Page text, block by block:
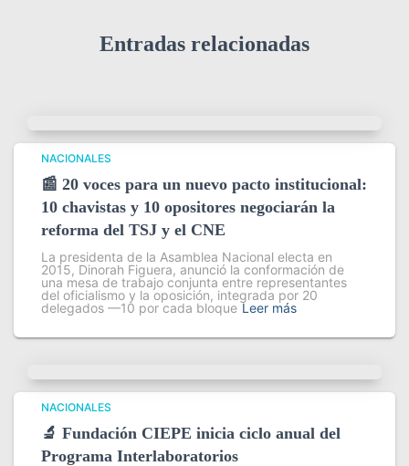
Entradas relacionadas
NACIONALES
📰 20 voces para un nuevo pacto institucional:
10 chavistas y 10 opositores negociarán la
reforma del TSJ y el CNE
La presidenta de la Asamblea Nacional electa en
2015, Dinorah Figuera, anunció la conformación de
una mesa de trabajo conjunta entre representantes
del oficialismo y la oposición, integrada por 20
delegados —10 por cada bloque Leer más
NACIONALES
🔬 Fundación CIEPE inicia ciclo anual del
Programa Interlaboratorios